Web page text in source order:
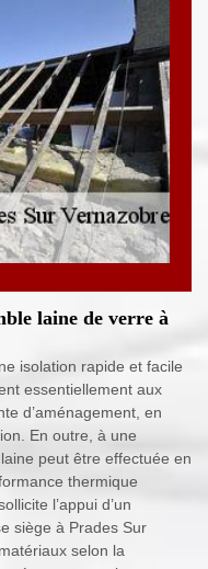
laine de verre à
isolation rapide et facile
essentiellement aux
d’aménagement, en
En outre, à une
peut être effectuée en
thermique
l’appui d’un
siège à Prades Sur
selon la